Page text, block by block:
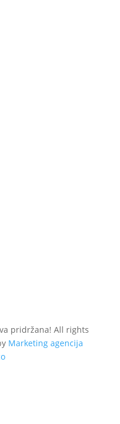
pridržana! All rights
Marketing agencija